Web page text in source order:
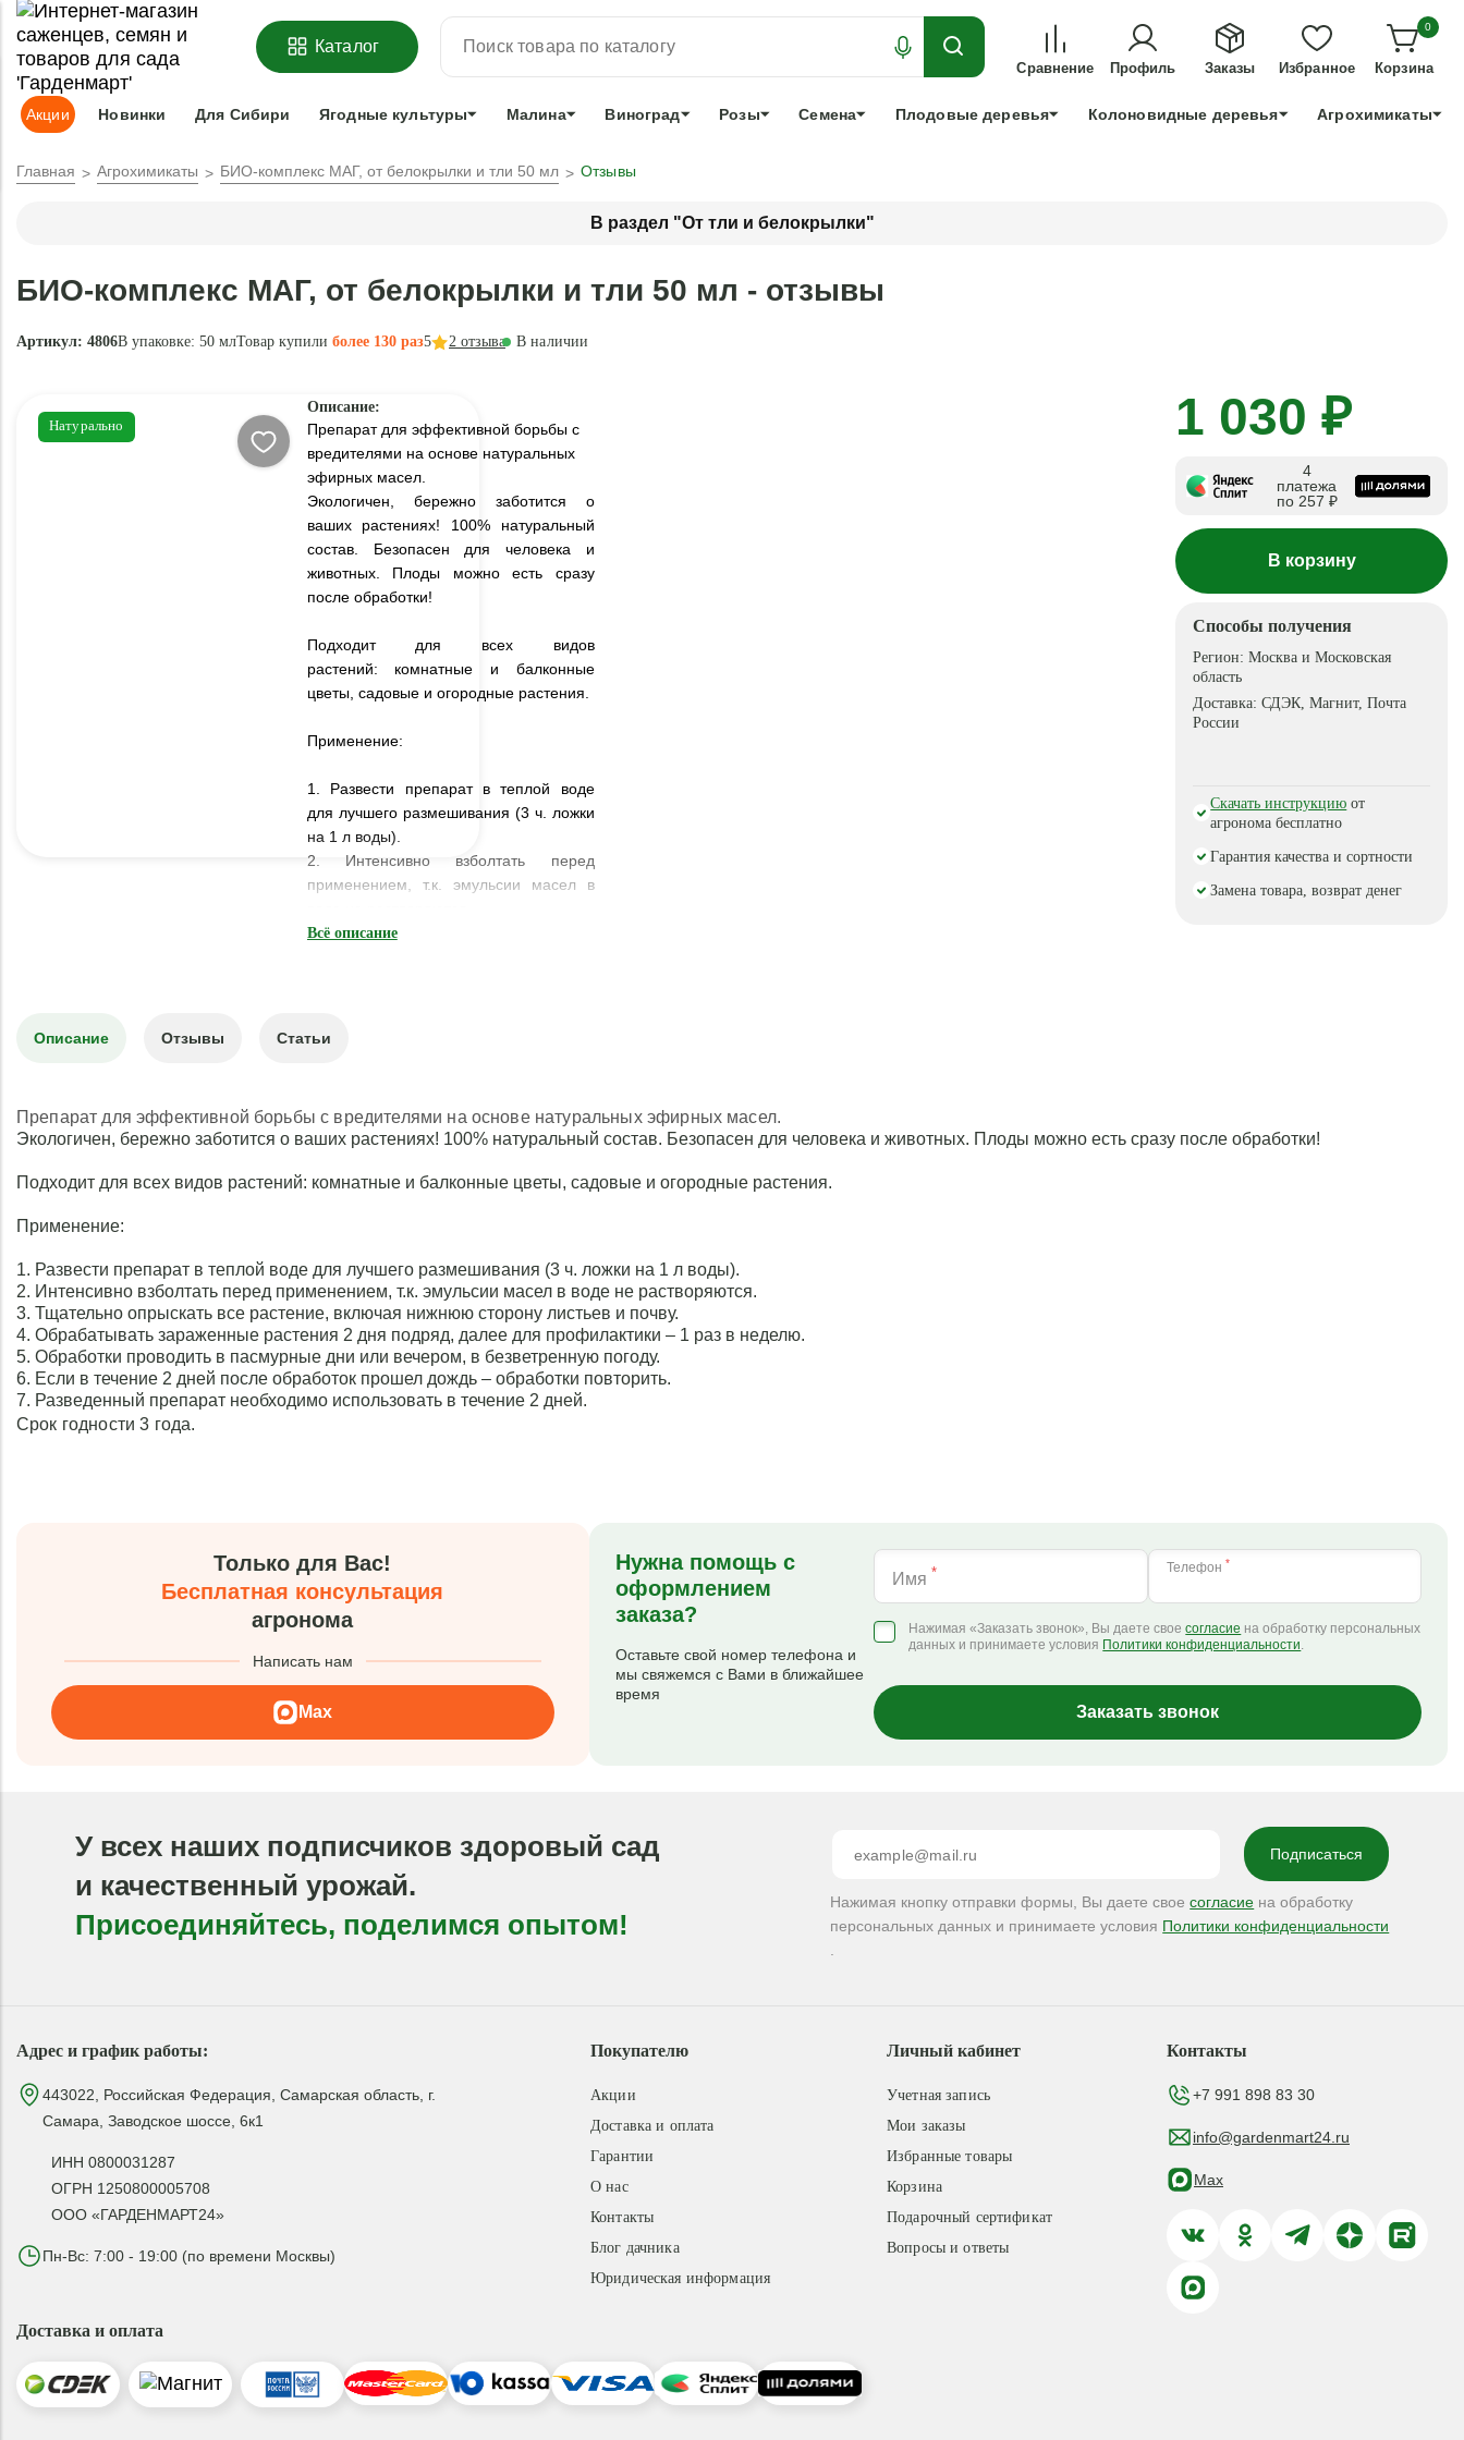
ОФОРМИТЬПРЕДЗАКАЗ =ЗАБРОНИРОВАТЬЛУЧШЕЕ ДЛЯ ТЕХ, КТО УСПЕЕТ!
Адрес доставки:Москва Доставка и оплата Гарантии +7 991 898 83 30
Каталог
Сравнение Профиль Заказы Избранное
0
Корзина
Акции Новинки Для Сибири Ягодные культуры Малина Виноград Розы Семена Плодовые деревья Колоновидные деревья Агрохимикаты
Главная Агрохимикаты БИО-комплекс МАГ, от белокрылки и тли 50 мл Отзывы
В раздел "От тли и белокрылки"
БИО-комплекс МАГ, от белокрылки и тли 50 мл - отзывы
Артикул: 4806В упаковке: 50 млТовар купили более 130 раз5 2 отзыва В наличии
Натурально
Описание:
Препарат для эффективной борьбы с
вредителями на основе натуральных
эфирных масел.
Экологичен, бережно заботится о
ваших растениях! 100% натуральный
состав. Безопасен для человека и
животных. Плоды можно есть сразу
после обработки!
Подходит для всех видов
растений: комнатные и балконные
цветы, садовые и огородные растения.
Применение:
1. Развести препарат в теплой воде
для лучшего размешивания (3 ч. ложки
на 1 л воды).
2. Интенсивно взболтать перед
применением, т.к. эмульсии масел в
3. Тщательно опрыскать все растение,
погоду.
6. Если в течение 2 дней после
обработок прошел дождь – обработки
Всё описание
1 030 ₽
4
платежа
по 257 ₽
В корзину
Способы получения
Регион:Москва и Московская
область
Доставка:СДЭК, Магнит, Почта
России
Скачать инструкцию от
агронома бесплатно
Гарантия качества и сортности
Замена товара, возврат денег
Описание Отзывы Статьи
Препарат для эффективной борьбы с вредителями на основе натуральных эфирных масел.
Экологичен, бережно заботится о ваших растениях! 100% натуральный состав. Безопасен для человека и животных. Плоды можно есть сразу после обработки!
Подходит для всех видов растений: комнатные и балконные цветы, садовые и огородные растения.
Применение:
1. Развести препарат в теплой воде для лучшего размешивания (3 ч. ложки на 1 л воды).
2. Интенсивно взболтать перед применением, т.к. эмульсии масел в воде не растворяются.
3. Тщательно опрыскать все растение, включая нижнюю сторону листьев и почву.
4. Обрабатывать зараженные растения 2 дня подряд, далее для профилактики – 1 раз в неделю.
5. Обработки проводить в пасмурные дни или вечером, в безветренную погоду.
6. Если в течение 2 дней после обработок прошел дождь – обработки повторить.
7. Разведенный препарат необходимо использовать в течение 2 дней.
Срок годности 3 года.
Только для Вас!
Бесплатная консультация
агронома
Написать нам
Max
Нужна помощь с
оформлением
заказа?
Оставьте свой номер телефона и
мы свяжемся с Вами в ближайшее
время
Имя * Телефон *
Нажимая «Заказать звонок», Вы даете своесогласие на обработку персональных
данных и принимаете условия Политики конфиденциальности.
Заказать звонок
У всех наших подписчиков здоровый сад
и качественный урожай.
Присоединяйтесь, поделимся опытом!
Нажимая кнопку отправки формы, Вы даете своесогласие на обработку
персональных данных и принимаете условия Политики конфиденциальности
Адрес и график работы:
443022, Российская Федерация, Самарская область, г.
Самара, Заводское шоссе, 6к1
ИНН 0800031287
ОГРН 1250800005708
ООО «ГАРДЕНМАРТ24»
Пн-Вс: 7:00 - 19:00 (по времени Москвы)
Покупателю
Акции
Доставка и оплата
Гарантии
О нас
Контакты
Блог дачника
Юридическая информация
Личный кабинет
Учетная запись
Мои заказы
Избранные товары
Корзина
Подарочный сертификат
Вопросы и ответы
Контакты
+7 991 898 83 30
info@gardenmart24.ru
Max
Доставка и оплата